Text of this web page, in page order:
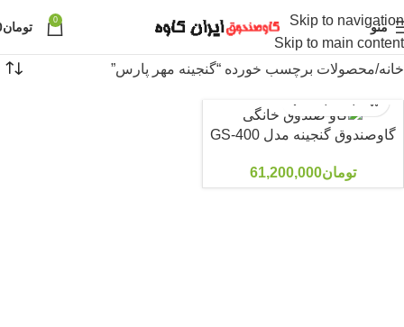
Skip to navigation
Skip to main content
منو 0 تومان
خانه محصولات برچسب خورده “گنجینه مهر پارس”
گاوصندوق گنجینه مدل GS-400
تومان61,200,000